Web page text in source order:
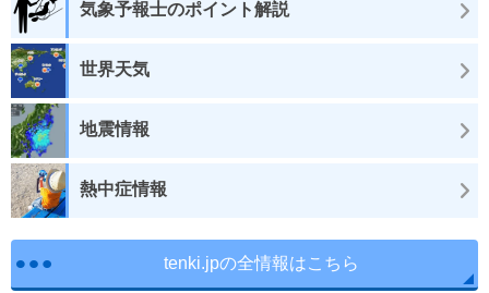
気象予報士のポイント解説
世界天気
地震情報
熱中症情報
tenki.jpの全情報はこちら